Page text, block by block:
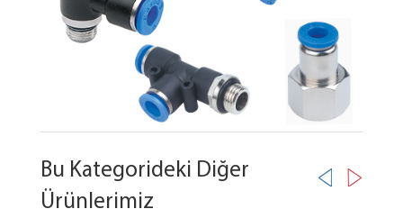
Bu Kategorideki Diğer
Ürünlerimiz